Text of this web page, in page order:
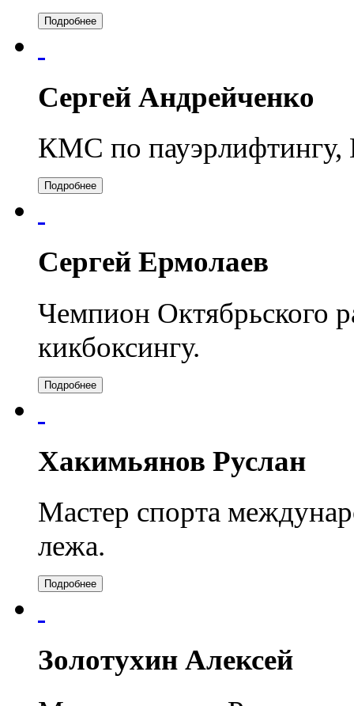
Подробнее
Сергей Андрейченко
КМС по
Подробнее
Сергей Ермолаев
Чемпион Октябрьского
кикбоксингу.
Подробнее
Хакимьянов Руслан
Мастер спорта
лежа.
Подробнее
Золотухин Алексей